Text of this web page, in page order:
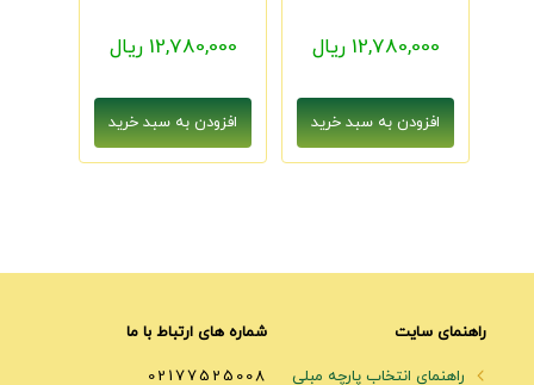
12,780,000 ریال 12,780,000 ریال
راهنمای سایت
راهنمای انتخاب پارچه مبلی
شماره های ارتباط با ما
02177525008